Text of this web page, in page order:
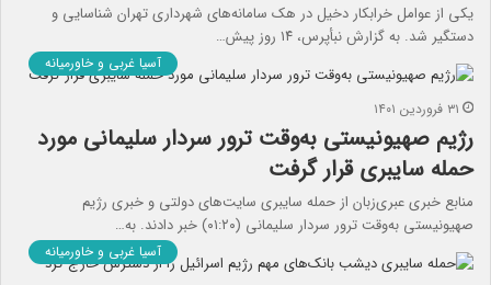
یکی از عوامل خرابکار دخیل در هک سامانه‌های شهرداری تهران شناسایی و
دستگیر شد. به گزارش نبأپرس، ۱۴ روز پیش…
آسیا غربی و خاورمیانه
۳۱ فروردین ۱۴۰۱
رژیم صهیونیستی به‌وقت ترور سردار سلیمانی مورد
حمله سایبری قرار گرفت
منابع خبری عبری‌زبان از حمله سایبری سایت‌های دولتی و خبری رژیم
صهیونیستی به‌وقت ترور سردار سلیمانی (۰۱:۲۰) خبر دادند. به…
آسیا غربی و خاورمیانه